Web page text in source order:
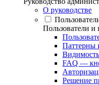
О руководстве
Пользователи и
Паттерны
FAQ —
Решение